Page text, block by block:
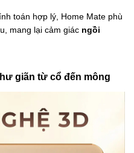
toán hợp lý, Home Mate phù
mang lại cảm giác ngồi
giãn từ cổ đến mông